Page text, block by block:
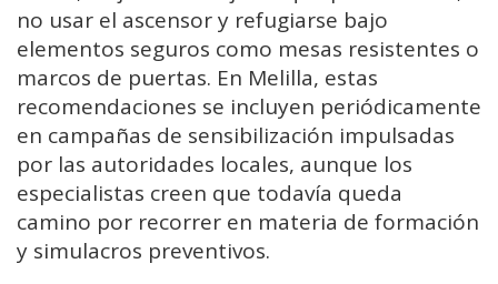
no usar el ascensor y refugiarse bajo
elementos seguros como mesas resistentes o
marcos de puertas. En Melilla, estas
recomendaciones se incluyen periódicamente
en campañas de sensibilización impulsadas
por las autoridades locales, aunque los
especialistas creen que todavía queda
camino por recorrer en materia de formación
y simulacros preventivos.